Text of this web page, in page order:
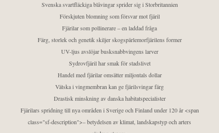
Svenska svartfläckiga blåvingar sprider sig i Storbritannien
Förskjuten blomning som försvar mot fjäril
Fjärilar som pollinerare – en laddad fråga
Färg, storlek och genetik skiljer skogspärlemorfjärilens former
UV-ljus avslöjar busksnabbvingens larver
Sydrovfjäril har smak för stadslivet
Handel med fjärilar omsätter miljontals dollar
Vätska i vingmembran kan ge fjärilsvingar färg
Drastisk minskning av danska habitatspecialister
Fjärilars spridning till nya områden i Sverige och Finland under 120 år <span
class="sf-description">– betydelsen av klimat, landskapstyp och arters